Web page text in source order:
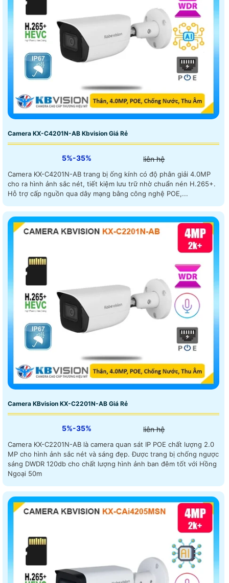
Camera KX-C4201N-AB Kbvision Giá Rẻ
5%-35% liên hệ
Camera KX-C4201N-AB trang bị ống kính có độ phân giải 4.0MP
cho ra hình ảnh sắc nét, tiết kiệm lưu trữ nhờ chuẩn nén H.265+.
Hỗ trợ cấp nguồn qua dây mạng bằng công nghệ POE,...
Camera KBvision KX-C2201N-AB Giá Rẻ
5%-35% liên hệ
Camera KX-C2201N-AB là camera quan sát IP POE chất lượng 2.0
MP cho hình ảnh sắc nét và sáng đẹp. Được trang bị chống ngược
sáng DWDR 120db cho chất lượng hình ảnh ban đêm tốt với Hồng
Ngoại 50m